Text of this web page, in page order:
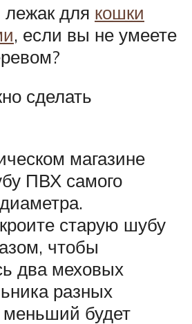
лежак для кошки
, если вы не умеете
сделать
магазине
ПВХ самого
старую шубу
чтобы
два меховых
разных
меньший будет